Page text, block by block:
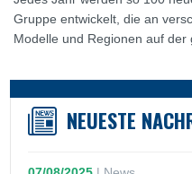
Gruppe entwickelt, die an
Modelle und Regionen auf der
NEUESTE